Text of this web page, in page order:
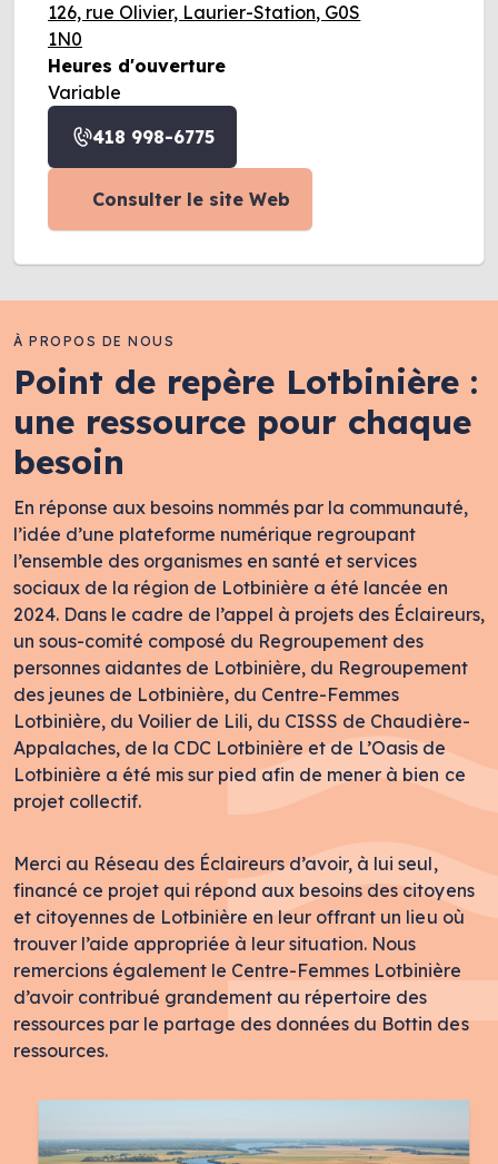
126, rue Olivier, Laurier-Station, G0S
1N0
Heures d'ouverture
Variable
418 998-6775
Consulter le site Web
À PROPOS DE NOUS
Point de repère Lotbinière :
une ressource pour chaque
besoin
En réponse aux besoins nommés par la communauté,
l’idée d’une plateforme numérique regroupant
l’ensemble des organismes en santé et services
sociaux de la région de Lotbinière a été lancée en
2024. Dans le cadre de l’appel à projets des Éclaireurs,
un sous-comité composé du Regroupement des
personnes aidantes de Lotbinière, du Regroupement
des jeunes de Lotbinière, du Centre-Femmes
Lotbinière, du Voilier de Lili, du CISSS de Chaudière-
Appalaches, de la CDC Lotbinière et de L’Oasis de
Lotbinière a été mis sur pied afin de mener à bien ce
projet collectif.
Merci au Réseau des Éclaireurs d’avoir, à lui seul,
financé ce projet qui répond aux besoins des citoyens
et citoyennes de Lotbinière en leur offrant un lieu où
trouver l’aide appropriée à leur situation. Nous
remercions également le Centre-Femmes Lotbinière
d’avoir contribué grandement au répertoire des
ressources par le partage des données du Bottin des
ressources.